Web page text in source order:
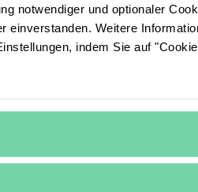
notwendiger und optionaler
einverstanden. Weitere
indem Sie auf